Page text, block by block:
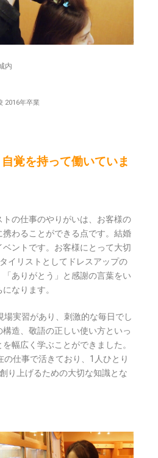
内
2016年卒業
覚を持って働いていま
の仕事のやりがいは、お客様の
わることができる点です。結婚
ントです。お客様にとって大切
イリストとしてドレスアップの
ありがとう」と感謝の言葉をい
なります。
実習があり、刺激的な毎日でし
造、敬語の正しい使い方といっ
幅広く学ぶことができました。
仕事で活きており、1人ひとり
り上げるための大切な知識とな